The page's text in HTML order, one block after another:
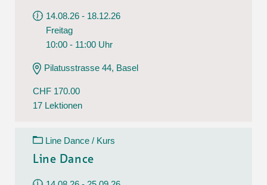
14.08.26 - 18.12.26
Freitag
10:00 - 11:00 Uhr
Pilatusstrasse 44, Basel
CHF 170.00
17 Lektionen
Line Dance / Kurs
Line Dance